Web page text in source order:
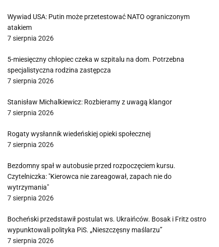
Wywiad USA: Putin może przetestować NATO ograniczonym
atakiem
7 sierpnia 2026
5-miesięczny chłopiec czeka w szpitalu na dom. Potrzebna
specjalistyczna rodzina zastępcza
7 sierpnia 2026
Stanisław Michalkiewicz: Rozbieramy z uwagą klangor
7 sierpnia 2026
Rogaty wysłannik wiedeńskiej opieki społecznej
7 sierpnia 2026
Bezdomny spał w autobusie przed rozpoczęciem kursu.
Czytelniczka: "Kierowca nie zareagował, zapach nie do
wytrzymania"
7 sierpnia 2026
Bocheński przedstawił postulat ws. Ukraińców. Bosak i Fritz ostro
wypunktowali polityka PiS. „Nieszczęsny maślarzu”
7 sierpnia 2026